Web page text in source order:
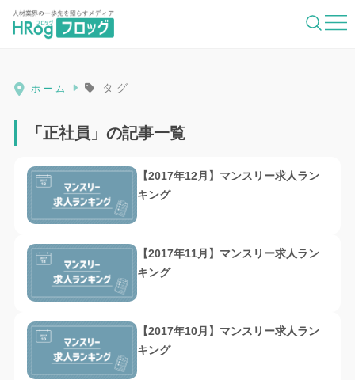
HRog | 人材業界の一歩先を照らすメディ
ホーム タグ
「正社員」の記事一覧
【2017年12月】マンスリー求人ラン
キング
【2017年11月】マンスリー求人ラン
キング
【2017年10月】マンスリー求人ラン
キング